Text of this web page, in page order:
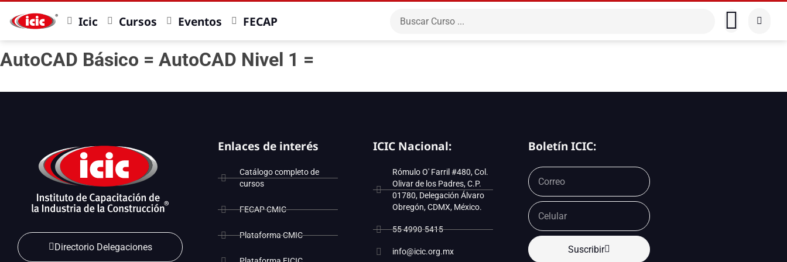
Icic Cursos Eventos FECAP
AutoCAD Básico = AutoCAD Nivel 1 =
Directorio Delegaciones
Enlaces de interés
Catálogo completo de
cursos
FECAP CMIC
Plataforma CMIC
ICIC Nacional:
Rómulo O' Farril #480, Col.
Olivar de los Padres, C.P.
01780, Delegación Álvaro
Obregón, CDMX, México.
55 4990-5415
info@icic.org.mx
Boletín ICIC:
Suscribir